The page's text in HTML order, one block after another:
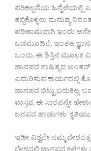
ಪರಿಕಲ್ಪನೆಯ ಹಿನ್ನೆಲೆಯಲ್ಲಿ
ತಬ್ಬಿಕೊಳ್ಳಲು ಮನುಷ್ಯ
ಪರಿಣಾಮವಾಗಿ ಇಂದು
ಒಡಮೂಡಿವೆ. ಇಂತಹ
ಒಂದು. ಈ ಶಿಸ್ತಿನ ಮೂಲಕ
ಜಾನಪದ ಸಾಹಿತ್ಯದ ಅಂತರ್
ಎದುರಿಸುವ ಕಾರ್ಯದಲ್ಲಿ
ಜಾನಪದ ಬಿಟ್ಟು ಬದುಕಿಲ್ಲ,
ವಾಸ್ತವ. ಈ ಸಾರವನ್ನೇ
ಜನಪದ ಹಾಡುಗಳು’
ಇಡೀ ವಿಶ್ವವೇ ನಮ್ಮ